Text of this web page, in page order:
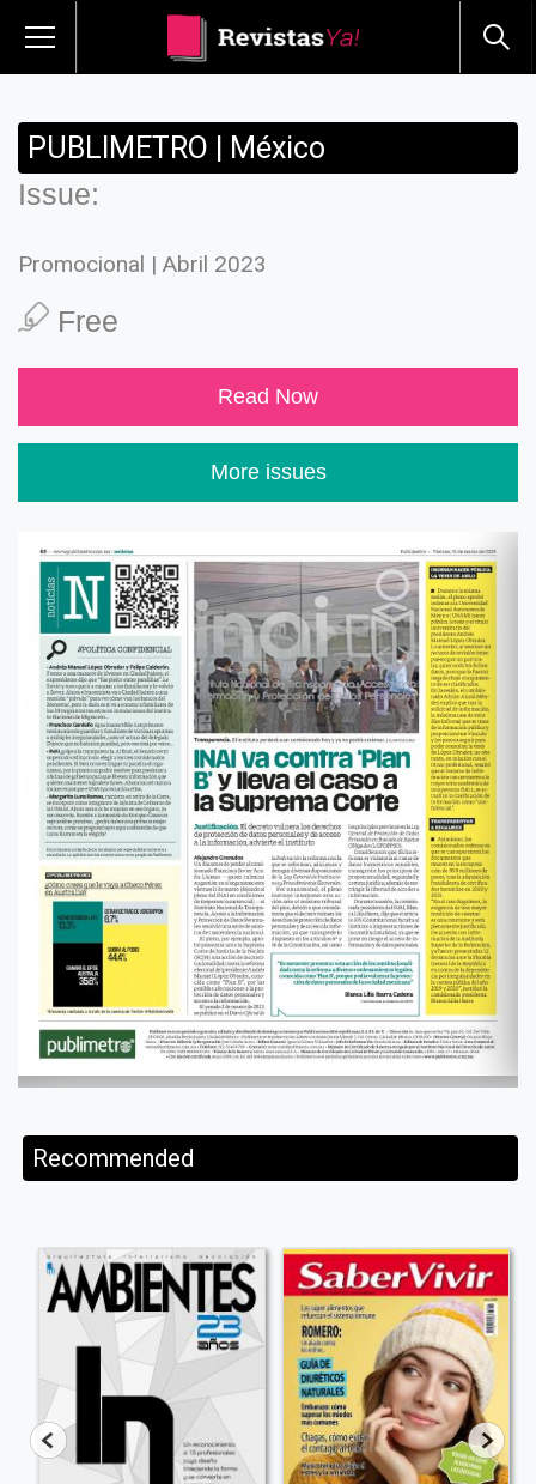
PUBLIMETRO | México
Issue:
Promocional | Abril 2023
Free
Read Now
More issues
Recommended